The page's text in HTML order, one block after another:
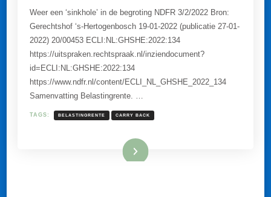
VOORZIET
IN
RECHTSTEKORT
BEPERKT
DE
GEBRACHTE
Weer een ‘sinkhole’ in de begroting NDFR 3/2/2022 Bron:
Gerechtshof ‘s-Hertogenbosch 19-01-2022 (publicatie 27-01-
2022) 20/00453 ECLI:NL:GHSHE:2022:134
https://uitspraken.rechtspraak.nl/inziendocument?
id=ECLI:NL:GHSHE:2022:134
https://www.ndfr.nl/content/ECLI_NL_GHSHE_2022_134
Samenvatting Belastingrente. …
TAGS: BELASTINGRENTE CARRY BACK
Lees meer